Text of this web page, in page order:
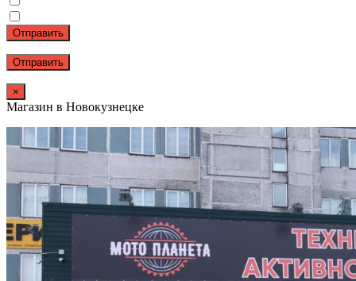
Отправить
×
Магазин в Новокузнецке